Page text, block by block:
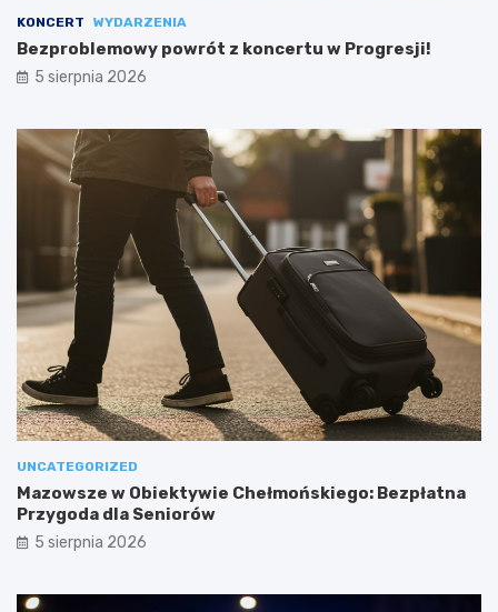
KONCERT WYDARZENIA
Bezproblemowy powrót z koncertu w Progresji!
5 sierpnia 2026
UNCATEGORIZED
Mazowsze w Obiektywie Chełmońskiego: Bezpłatna
Przygoda dla Seniorów
5 sierpnia 2026